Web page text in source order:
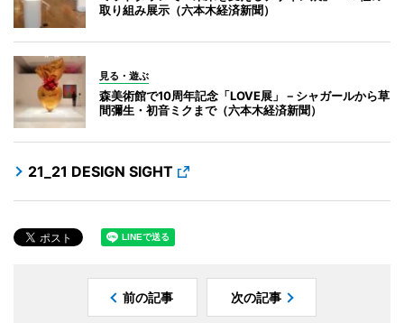
取り組み展示（六本木経済新聞）
見る・遊ぶ
森美術館で10周年記念「LOVE展」－シャガールから草
間彌生・初音ミクまで（六本木経済新聞）
21_21 DESIGN SIGHT
前の記事 次の記事